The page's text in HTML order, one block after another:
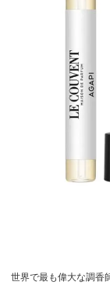
世界で最も偉大な調香